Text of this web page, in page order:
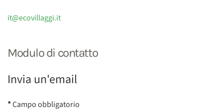
it@ecovillaggi.it
Modulo di contatto
Invia un'email
*Campo obbligatorio